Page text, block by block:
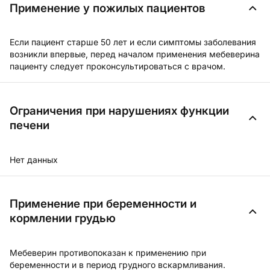
Применение у пожилых пациентов
Если пациент старше 50 лет и если симптомы заболевания
возникли впервые, перед началом применения мебеверина
пациенту следует проконсультироваться с врачом.
Ограничения при нарушениях функции
печени
Нет данных
Применение при беременности и
кормлении грудью
Мебеверин противопоказан к применению при
беременности и в период грудного вскармливания.